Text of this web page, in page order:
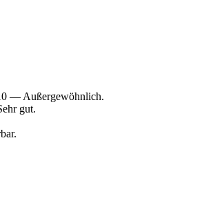
— Außergewöhnlich.
gut.